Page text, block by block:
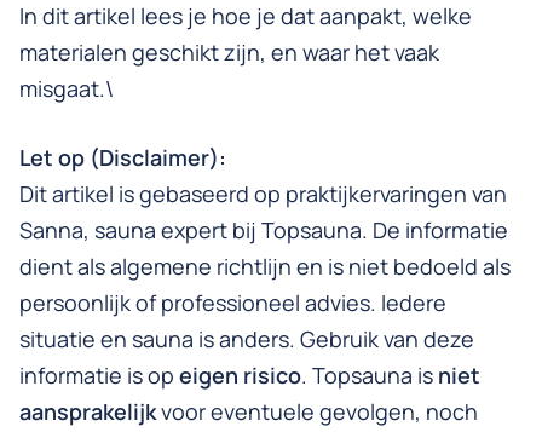
In dit artikel lees je hoe je dat aanpakt, welke
materialen geschikt zijn, en waar het vaak
misgaat.\
Let op (Disclaimer):
Dit artikel is gebaseerd op praktijkervaringen van
Sanna, sauna expert bij Topsauna. De informatie
dient als algemene richtlijn en is niet bedoeld als
persoonlijk of professioneel advies. Iedere
situatie en sauna is anders. Gebruik van deze
informatie is op eigen risico. Topsauna is niet
aansprakelijkvoor eventuele gevolgen, noch